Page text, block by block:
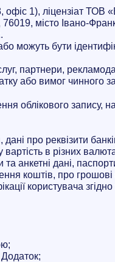
офіс 1), ліцензіат
місто Івано-
можуть бути
партнери,
або вимог чинного
облікового запису,
про реквізити
в різних
анкетні дані,
коштів, про грошові
користувача